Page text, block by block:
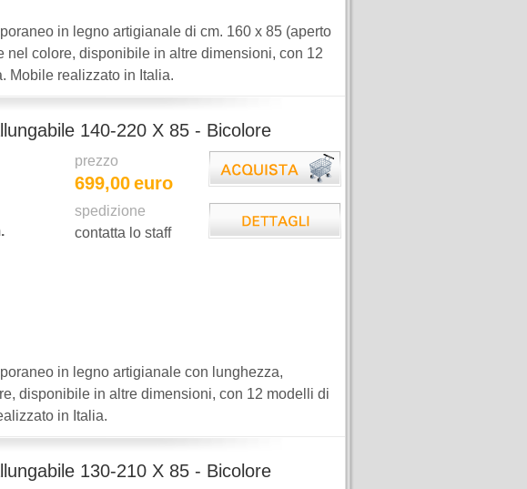
in legno artigianale di cm. 160 x 85 (aperto
nel colore, disponibile in altre dimensioni, con 12
Mobile realizzato in Italia.
140-220 X 85 - Bicolore
prezzo
699,00euro
spedizione
contatta lo staff
in legno artigianale con lunghezza,
disponibile in altre dimensioni, con 12 modelli di
in Italia.
130-210 X 85 - Bicolore